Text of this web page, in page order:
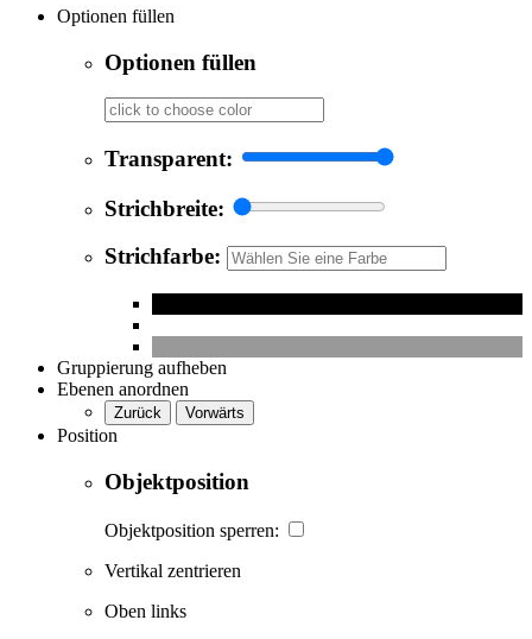
Optionen füllen
Optionen füllen
Transparent:
Strichbreite:
Strichfarbe:
Gruppierung aufheben
Ebenen anordnen
Zurück Vorwärts
Position
Objektposition
Objektposition sperren:
Vertikal zentrieren
Oben links